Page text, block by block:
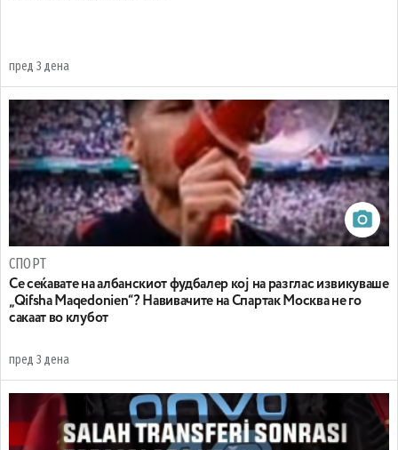
пред 3 дена
СПОРТ
Се сеќавате на албанскиот фудбалер кој на разглас извикуваше
„Qifsha Maqedonien“? Навивачите на Спартак Москва не го
сакаат во клубот
пред 3 дена